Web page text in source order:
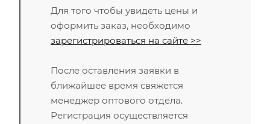
Для того чтобы увидеть цены и
оформить заказ, необходимо
зарегистрироваться на сайте >>
После оставления заявки в
ближайшее время свяжется
менеджер оптового отдела.
Регистрация осуществляется